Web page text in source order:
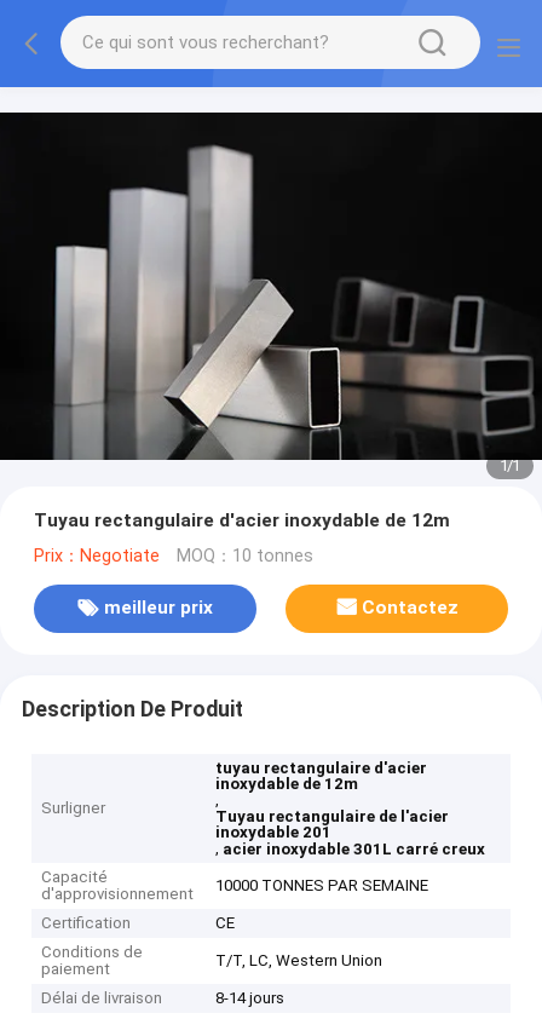
1/1
Tuyau rectangulaire d'acier inoxydable de 12m
Prix：Negotiate MOQ：10 tonnes
meilleur prix Contactez
Description De Produit
Surligner
tuyau rectangulaire d'acier
inoxydable de 12m
,
Tuyau rectangulaire de l'acier
inoxydable 201
, acier inoxydable 301L carré creux
Capacité
d'approvisionnement
10000 TONNES PAR SEMAINE
Certification
CE
Conditions de
paiement
T/T, LC, Western Union
Délai de livraison
8-14 jours